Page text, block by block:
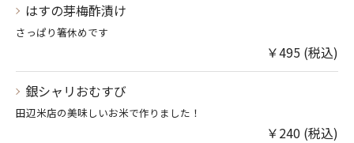
はすの芽梅酢漬け
さっぱり箸休めです
￥495 (税込)
銀シャリおむすび
田辺米店の美味しいお米で作りました！
￥240 (税込)